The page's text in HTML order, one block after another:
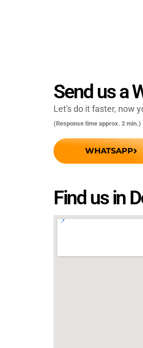
Send us a
Let's do it faster, now
(Response time approx. 2 min.)
WHATSAPP
Find us in